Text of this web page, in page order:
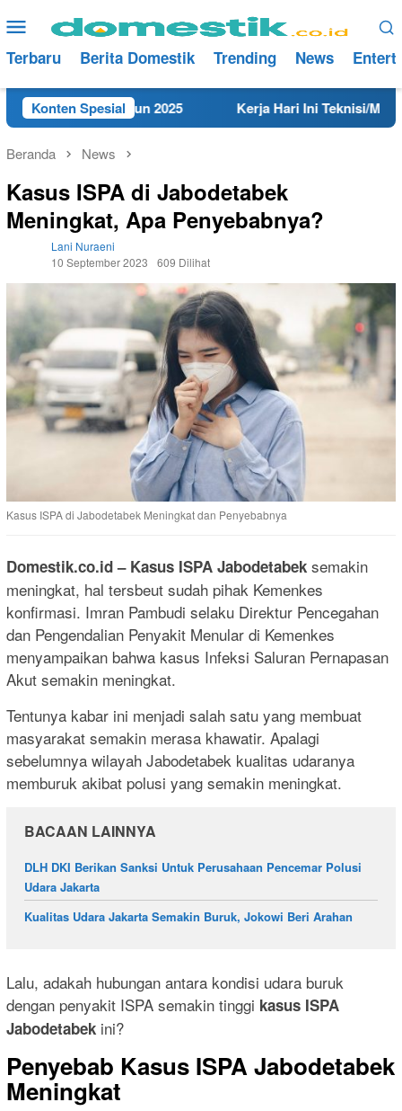
ke
konten
Menu
Mobile
Terbaru Berita Domestik Trending News
Konten Spesial
Tahun 2025 Kerja Hari Ini Teknisi/Mekanik
Beranda News
Kasus ISPA di Jabodetabek
Meningkat, Apa Penyebabnya?
Lani Nuraeni
10 September 2023
609 Dilihat
Kasus ISPA di Jabodetabek Meningkat dan Penyebabnya
Domestik.co.id– Kasus ISPA Jabodetabek semakin
meningkat, hal tersbeut sudah pihak Kemenkes
konfirmasi. Imran Pambudi selaku Direktur Pencegahan
dan Pengendalian Penyakit Menular di Kemenkes
menyampaikan bahwa kasus Infeksi Saluran Pernapasan
Akut semakin meningkat.
Tentunya kabar ini menjadi salah satu yang membuat
masyarakat semakin merasa khawatir. Apalagi
sebelumnya wilayah Jabodetabek kualitas udaranya
memburuk akibat polusi yang semakin meningkat.
BACAAN LAINNYA
DLH DKI Berikan Sanksi Untuk Perusahaan Pencemar Polusi
Udara Jakarta
Kualitas Udara Jakarta Semakin Buruk, Jokowi Beri Arahan
Lalu, adakah hubungan antara kondisi udara buruk
dengan penyakit ISPA semakin tinggi kasus ISPA
Jabodetabek ini?
Penyebab Kasus ISPA Jabodetabek
Meningkat